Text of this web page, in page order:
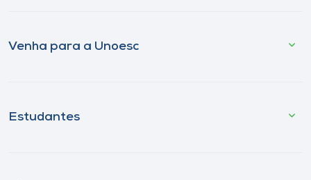
Venha para a Unoesc
Estudantes